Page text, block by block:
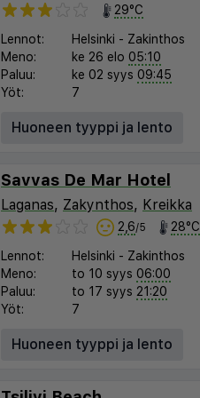
29°C
Lennot: Helsinki - Zakinthos
Meno:
ke 26 elo 05:10
Paluu:
ke 02 syys 09:45
Yöt:
7
Huoneen tyyppi ja lento
Savvas De Mar Hotel
Laganas, Zakynthos, Kreikka
2,6/5 28°C
Lennot: Helsinki - Zakinthos
Meno:
to 10 syys 06:00
Paluu:
to 17 syys 21:20
Yöt:
7
Huoneen tyyppi ja lento